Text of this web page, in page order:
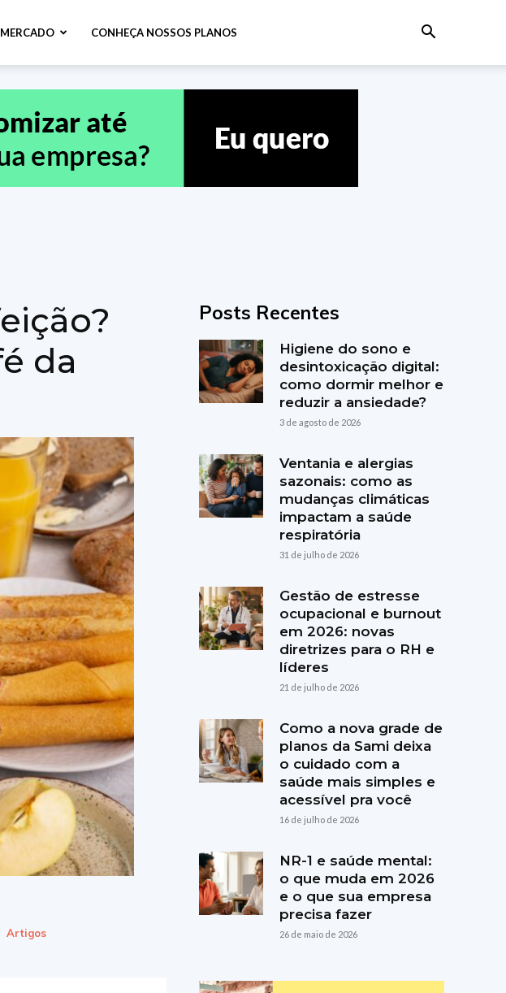
MERCADO CONHEÇA NOSSOS PLANOS
da
Artigos
Posts Recentes
Higiene do sono e
desintoxicação digital:
como dormir melhor e
reduzir a ansiedade?
3 de agosto de 2026
Ventania e alergias
sazonais: como as
mudanças climáticas
impactam a saúde
respiratória
31 de julho de 2026
Gestão de estresse
ocupacional e burnout
em 2026: novas
diretrizes para o RH e
líderes
21 de julho de 2026
Como a nova grade de
planos da Sami deixa
o cuidado com a
saúde mais simples e
acessível pra você
16 de julho de 2026
NR-1 e saúde mental:
o que muda em 2026
e o que sua empresa
precisa fazer
26 de maio de 2026